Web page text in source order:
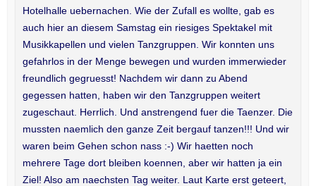
Hotelhalle uebernachen. Wie der Zufall es wollte, gab es
auch hier an diesem Samstag ein riesiges Spektakel mit
Musikkapellen und vielen Tanzgruppen. Wir konnten uns
gefahrlos in der Menge bewegen und wurden immerwieder
freundlich gegruesst! Nachdem wir dann zu Abend
gegessen hatten, haben wir den Tanzgruppen weitert
zugeschaut. Herrlich. Und anstrengend fuer die Taenzer. Die
mussten naemlich den ganze Zeit bergauf tanzen!!! Und wir
waren beim Gehen schon nass :-) Wir haetten noch
mehrere Tage dort bleiben koennen, aber wir hatten ja ein
Ziel! Also am naechsten Tag weiter. Laut Karte erst geteert,